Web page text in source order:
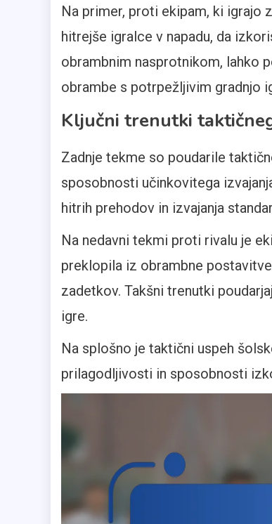
Na primer, proti ekipam, ki igrajo
hitrejše igralce v napadu, da
obrambnim nasprotnikom, lahko
obrambe s potrpežljivim gradnjo
Ključni trenutki
Zadnje tekme so poudarile
sposobnosti učinkovitega
hitrih prehodov in izvajanja
Na nedavni tekmi proti rivalu je
preklopila iz obrambne
zadetkov. Takšni trenutki
igre.
Na splošno je taktični uspeh
prilagodljivosti in sposobnosti